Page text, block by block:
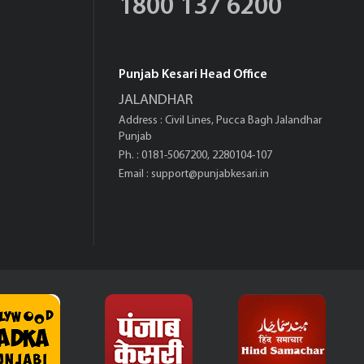
1800 137 6200
Punjab Kesari Head Office
JALANDHAR
Address : Civil Lines, Pucca Bagh Jalandhar
Punjab
Ph. : 0181-5067200, 2280104-107
Email : support@punjabkesari.in